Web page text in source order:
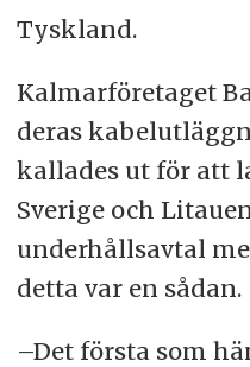
Tyskland.
Kalmarföretaget
deras
kallades ut för att
Sverige och
underhållsavtal
detta var en sådan.
–Det första som